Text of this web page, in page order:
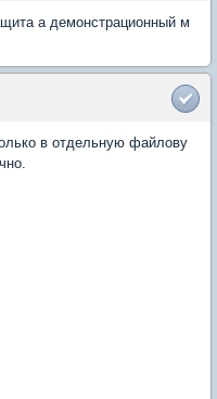
а демонстрационный м
в отдельную файлову